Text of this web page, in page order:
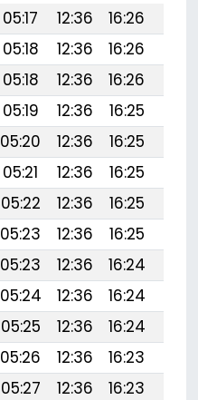
05:17 12:36 16:26
05:18 12:36 16:26
05:18 12:36 16:26
05:19 12:36 16:25
05:20 12:36 16:25
05:21 12:36 16:25
05:22 12:36 16:25
05:23 12:36 16:25
05:23 12:36 16:24
05:24 12:36 16:24
05:25 12:36 16:24
05:26 12:36 16:23
05:27 12:36 16:23